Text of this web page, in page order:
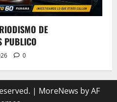
DE
PUBLICO
0
| MoreNews by AF